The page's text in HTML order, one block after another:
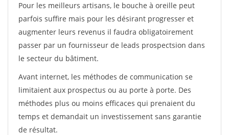
Pour les meilleurs artisans, le bouche à oreille peut
parfois suffire mais pour les désirant progresser et
augmenter leurs revenus il faudra obligatoirement
passer par un fournisseur de leads prospectsion dans
le secteur du bâtiment.
Avant internet, les méthodes de communication se
limitaient aux prospectus ou au porte à porte. Des
méthodes plus ou moins efficaces qui prenaient du
temps et demandait un investissement sans garantie
de résultat.